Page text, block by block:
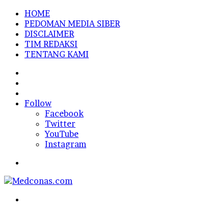
HOME
PEDOMAN MEDIA SIBER
DISCLAIMER
TIM REDAKSI
TENTANG KAMI
In
Follow
Facebook
Twitter
YouTube
Instagram